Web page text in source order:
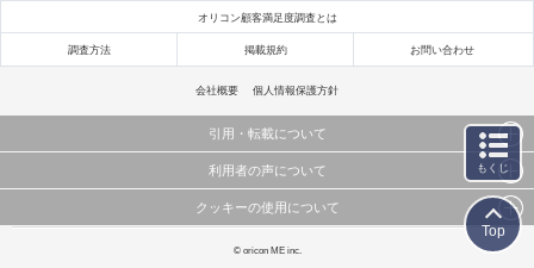
オリコン顧客満足度調査とは
調査方法 掲載規約 お問い合わせ
会社概要 個人情報保護方針
引用・転載について
当サイトで公開されている情報（文字、写真、イラスト、画像データ等）及びこれらの配置・
これらの情報を権利者の許可なく無断転載・複製などの二次利用を行うことは固く禁じており
利用者の声について
当サイトに掲載している内容はすべてサービスの利用者が提出された見解・感想です。
弊社の見解・ 意見ではないことをご理解いただいた上でご覧ください。
クッキーの使用について
このサイトでは Cookie を使用して、ユーザーに合わせたコンテンツや広告の表示、ソーシャル
© oricon ME inc.
もくじ
Top